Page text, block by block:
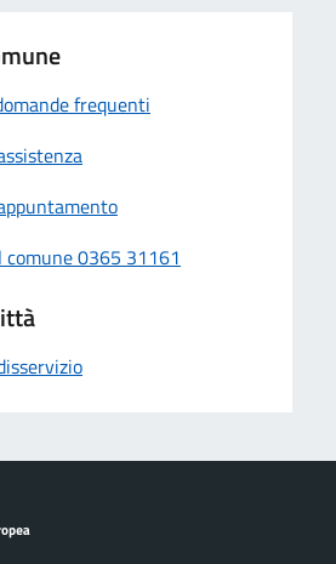
frequenti
comune 0365 31161